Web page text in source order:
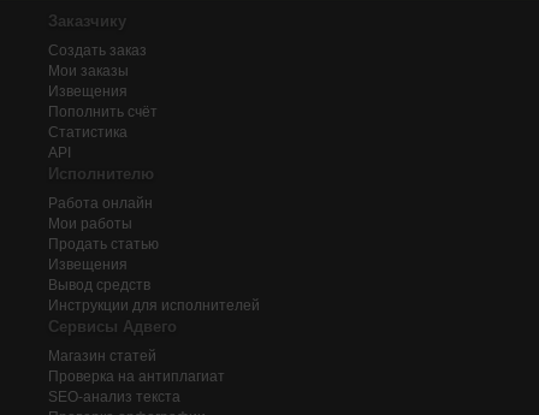
Заказчику
Создать заказ
Мои заказы
Извещения
Пополнить счёт
Статистика
API
Исполнителю
Работа онлайн
Мои работы
Продать статью
Извещения
Вывод средств
Инструкции для исполнителей
Сервисы Адвего
Магазин статей
Проверка на антиплагиат
SEO-анализ текста